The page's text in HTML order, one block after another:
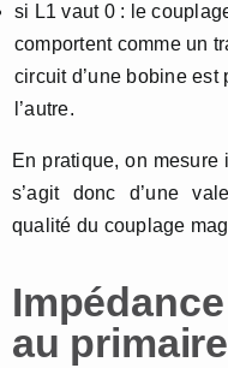
si L1 vaut 0 : le
comportent comme un
circuit d’une bobine
l’autre.
En pratique, on mesure
s’agit donc d’une
qualité du couplage
au primaire